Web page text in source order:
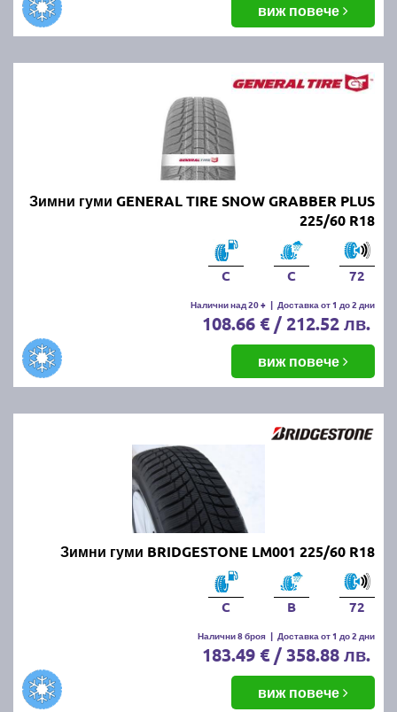
виж повече
Зимни гуми GENERAL TIRE SNOW GRABBER PLUS
225/60 R18
C C 72
Налични над 20 + | Доставка от 1 до 2 дни
108.66 € / 212.52 лв.
виж повече
Зимни гуми BRIDGESTONE LM001 225/60 R18
C B 72
Налични 8 броя | Доставка от 1 до 2 дни
183.49 € / 358.88 лв.
виж повече